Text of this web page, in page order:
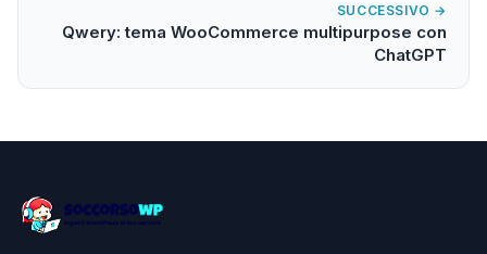
SUCCESSIVO →
Qwery: tema WooCommerce multipurpose con
ChatGPT